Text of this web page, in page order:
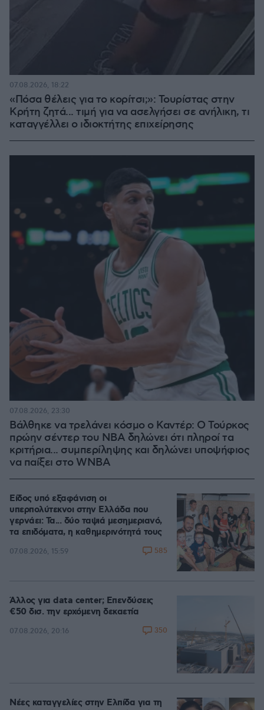
«Πόσα θέλεις για το κορίτσι;»: Τουρίστας στην
Κρήτη ζητά... τιμή για να ασελγήσει σε ανήλικη, τι
καταγγέλλει ο ιδιοκτήτης επιχείρησης
07.08.2026, 18:22
Βάλθηκε να τρελάνει κόσμο ο Καντέρ: Ο Τούρκος
πρώην σέντερ του NBA δηλώνει ότι πληροί τα
κριτήρια... συμπερίληψης και δηλώνει υποψήφιος
να παίξει στο WNBA
07.08.2026, 23:30
Είδος υπό εξαφάνιση οι
υπερπολύτεκνοι στην Ελλάδα που
γερνάει: Τα... δύο ταψιά μεσημεριανό,
τα επιδόματα, η καθημερινότητά τους
07.08.2026, 15:59 585
Άλλος για data center; Επενδύσεις
€50 δισ. την ερχόμενη δεκαετία
07.08.2026, 20:16 350
Νέες καταγγελίες στην Ελπίδα για τη